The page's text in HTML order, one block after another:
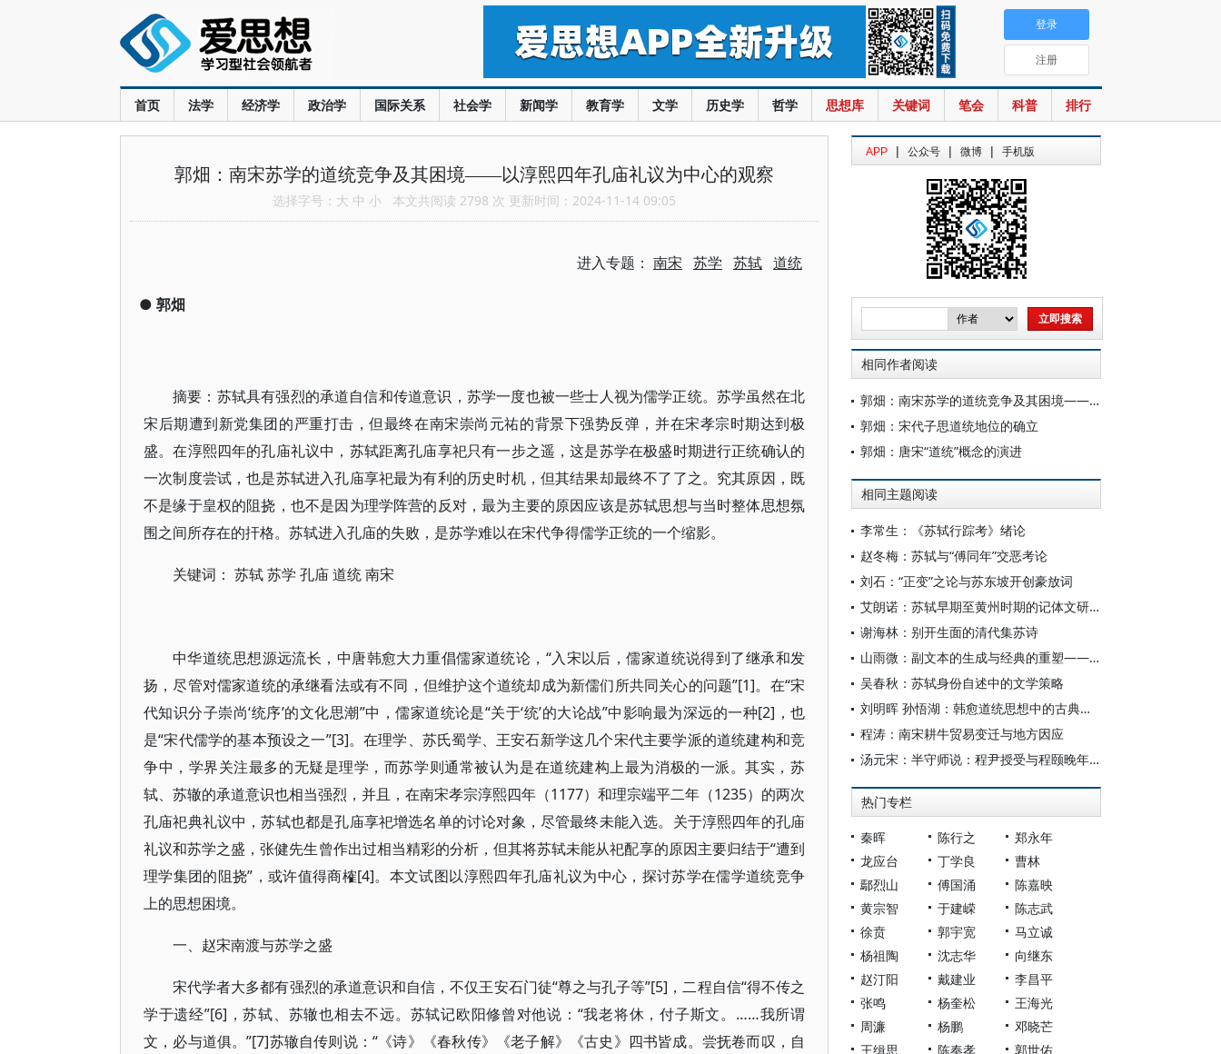
首页 法学 经济学 政治学 国际关系 社会学 新闻学 教育学 文学 历史学 哲学 思想库 关键词 笔会 科普 排行
登录
注册
郭畑：南宋苏学的道统竞争及其困境——以淳熙四年孔庙礼议为中心的观察
选择字号： 大 中 小 本文共阅读 2798 次 更新时间：2024-11-14 09:05
进入专题： 南宋 苏学 苏轼 道统
● 郭畑
摘要：苏轼具有强烈的承道自信和传道意识，苏学一度也被一些士人视为儒学正统。苏学虽然在北
宋后期遭到新党集团的严重打击，但最终在南宋崇尚元祐的背景下强势反弹，并在宋孝宗时期达到极
盛。在淳熙四年的孔庙礼议中，苏轼距离孔庙享祀只有一步之遥，这是苏学在极盛时期进行正统确认的
一次制度尝试，也是苏轼进入孔庙享祀最为有利的历史时机，但其结果却最终不了了之。究其原因，既
不是缘于皇权的阻挠，也不是因为理学阵营的反对，最为主要的原因应该是苏轼思想与当时整体思想氛
围之间所存在的扞格。苏轼进入孔庙的失败，是苏学难以在宋代争得儒学正统的一个缩影。
关键词： 苏轼 苏学 孔庙 道统 南宋
中华道统思想源远流长，中唐韩愈大力重倡儒家道统论，“入宋以后，儒家道统说得到了继承和发
扬，尽管对儒家道统的承继看法或有不同，但维护这个道统却成为新儒们所共同关心的问题”[1]。在“宋
代知识分子崇尚‘统序’的文化思潮”中，儒家道统论是“关于‘统’的大论战”中影响最为深远的一种[2]，也
是“宋代儒学的基本预设之一”[3]。在理学、苏氏蜀学、王安石新学这几个宋代主要学派的道统建构和竞
争中，学界关注最多的无疑是理学，而苏学则通常被认为是在道统建构上最为消极的一派。其实，苏
轼、苏辙的承道意识也相当强烈，并且，在南宋孝宗淳熙四年（1177）和理宗端平二年（1235）的两次
孔庙祀典礼议中，苏轼也都是孔庙享祀增选名单的讨论对象，尽管最终未能入选。关于淳熙四年的孔庙
礼议和苏学之盛，张健先生曾作出过相当精彩的分析，但其将苏轼未能从祀配享的原因主要归结于“遭到
理学集团的阻挠”，或许值得商榷[4]。本文试图以淳熙四年孔庙礼议为中心，探讨苏学在儒学道统竞争
上的思想困境。
一、赵宋南渡与苏学之盛
宋代学者大多都有强烈的承道意识和自信，不仅王安石门徒“尊之与孔子等”[5]，二程自信“得不传之
学于遗经”[6]，苏轼、苏辙也相去不远。苏轼记欧阳修曾对他说：“我老将休，付子斯文。……我所谓
文，必与道俱。”[7]苏辙自传则说：“《诗》《春秋传》《老子解》《古史》四书皆成。尝抚卷而叹，自
APP | 公众号 | 微博 | 手机版
相同作者阅读
郭畑：南宋苏学的道统竞争及其困境——以淳熙四年孔庙礼议为中心的观察
郭畑：宋代子思道统地位的确立
郭畑：唐宋“道统”概念的演进
相同主题阅读
李常生：《苏轼行踪考》绪论
赵冬梅：苏轼与“傅同年”交恶考论
刘石：“正变”之论与苏东坡开创豪放词
艾朗诺：苏轼早期至黄州时期的记体文研究
谢海林：别开生面的清代集苏诗
山雨微：副文本的生成与经典的重塑——苏轼词序的“变”与“辨”
吴春秋：苏轼身份自述中的文学策略
刘明晖 孙悟湖：韩愈道统思想中的古典精神新探
程涛：南宋耕牛贸易变迁与地方因应
汤元宋：半守师说：程尹授受与程颐晚年定论
热门专栏
秦晖 陈行之
郑永年
龙应台
丁学良
曹林
鄢烈山
傅国涌
陈嘉映
黄宗智
于建嵘
陈志武
徐贲
郭宇宽
马立诚
杨祖陶
沈志华
向继东
赵汀阳
戴建业
李昌平
张鸣
杨奎松
王海光
周濂
杨鹏
邓晓芒
王缉思
陈奉孝
郭世佑